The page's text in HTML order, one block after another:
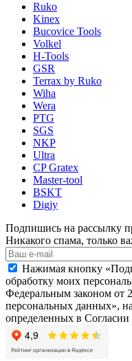
Ruko
Kinex
Bucovice Tools
Volkel
H-Tools
GSR
Terrax by Ruko
Wiha
Wera
PTG
SGS
NKP
Ultra
CP Gratex
Master-tool
BSKT
Digjy
Подпишись на рассылку
Никакого спама, только
Нажимая кнопку
обработку моих
Федеральным законом от
персональных данных»,
определенных в